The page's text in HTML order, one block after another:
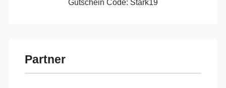
Gutschein Code: Stark19
Partner